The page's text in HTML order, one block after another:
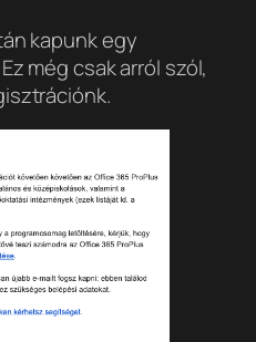
kapunk egy
még csak arról szól,